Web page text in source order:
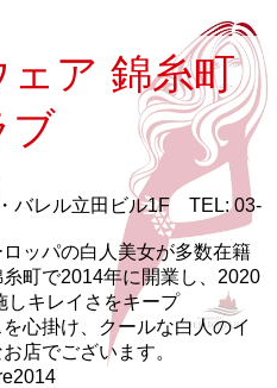
ア 錦糸町
ブ
バレル立田ビル1F TEL: 03-
ッパの白人美女が多数在籍
町で2014年に開業し、2020
しキレイさをキープ
心掛け、クールな白人のイ
店でございます。